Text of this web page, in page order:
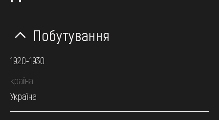
Побутування
1920-1930
країна
Україна